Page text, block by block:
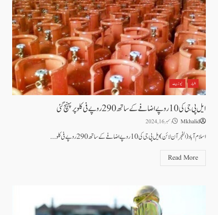
اخبار نیوز بیٹ
ایل پی جی کی 10 روپے اضافے کے ساتھ 290 روپے فی کلو پر پہنچ گئی
Mkhalid دسمبر 16, 2024
اسلام آباد(الفجر آن لائن) ایل پی جی کی 10 روپے اضافے کے ساتھ 290 روپے فی کلو...
Read More